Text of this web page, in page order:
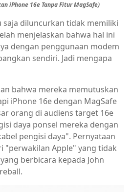
iPhone 16e Tanpa Fitur MagSafe)
saja diluncurkan tidak memiliki
menjelaskan bahwa hal ini
dengan penggunaan modem
sendiri. Jadi mengapa
bahwa mereka memutuskan
iPhone 16e dengan MagSafe
orang di audiens target 16e
daya ponsel mereka dengan
pengisi daya". Pernyataan
"perwakilan Apple" yang tidak
berbicara kepada John